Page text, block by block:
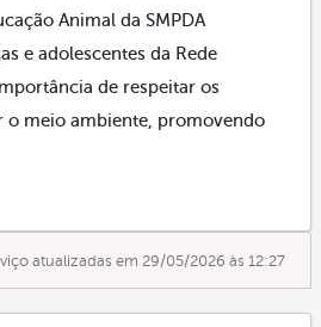
Animal da SMPDA
e adolescentes da Rede
de respeitar os
o meio ambiente, promovendo
atualizadas em 29/05/2026 às 12:27